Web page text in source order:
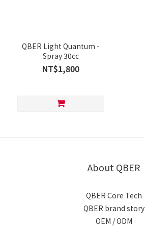
QBER Light Quantum -
Spray 30cc
NT$1,800
About QBER
QBER Core Tech
QBER brand story
OEM / ODM